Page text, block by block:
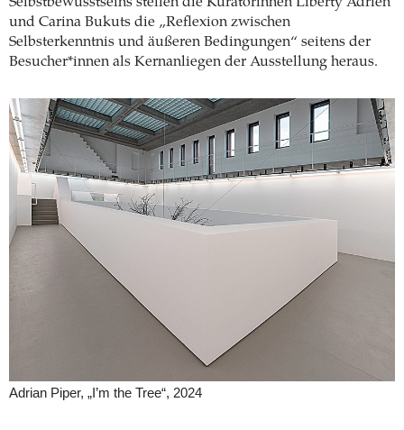
Selbstbewusstseins stellen die Kuratorinnen Liberty Adrien
und Carina Bukuts die „­Reflexion zwischen
Selbsterkenntnis und äußeren ­Bedingungen“ seitens der
Besucher*innen als Kernanliegen der Ausstellung heraus.
Adrian Piper, „I’m the Tree“, 2024